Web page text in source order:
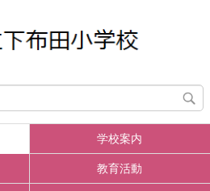
学校案内
教育活動